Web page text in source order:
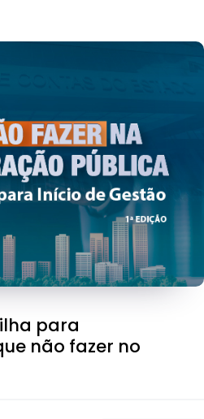
para
não fazer no